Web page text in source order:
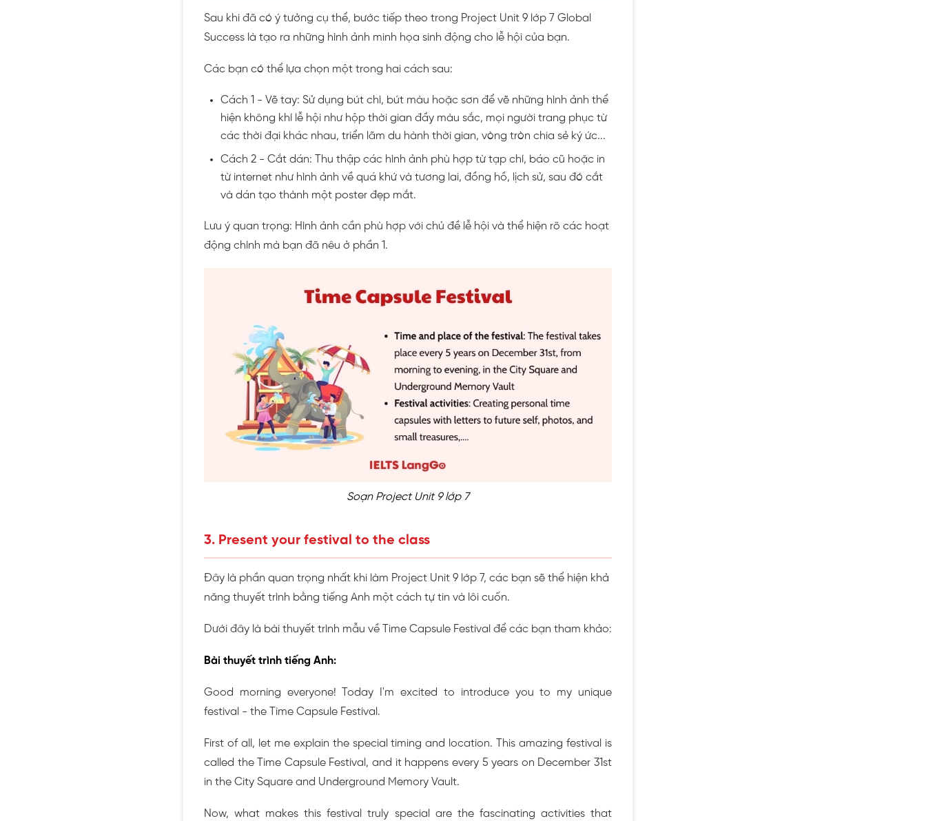
Sau khi đã có ý tưởng cụ thể, bước tiếp theo trong Project Unit 9 lớp 7 Global
Success là tạo ra những hình ảnh minh họa sinh động cho lễ hội của bạn.
Các bạn có thể lựa chọn một trong hai cách sau:
Cách 1 - Vẽ tay: Sử dụng bút chì, bút màu hoặc sơn để vẽ những hình ảnh thể
hiện không khí lễ hội như hộp thời gian đầy màu sắc, mọi người trang phục từ
các thời đại khác nhau, triển lãm du hành thời gian, vòng tròn chia sẻ ký ức...
Cách 2 - Cắt dán: Thu thập các hình ảnh phù hợp từ tạp chí, báo cũ hoặc in
từ internet như hình ảnh về quá khứ và tương lai, đồng hồ, lịch sử, sau đó cắt
và dán tạo thành một poster đẹp mắt.
Lưu ý quan trọng: Hình ảnh cần phù hợp với chủ đề lễ hội và thể hiện rõ các hoạt
động chính mà bạn đã nêu ở phần 1.
Soạn Project Unit 9 lớp 7
3. Present your festival to the class
Đây là phần quan trọng nhất khi làm Project Unit 9 lớp 7, các bạn sẽ thể hiện khả
năng thuyết trình bằng tiếng Anh một cách tự tin và lôi cuốn.
Dưới đây là bài thuyết trình mẫu về Time Capsule Festival để các bạn tham khảo:
Bài thuyết trình tiếng Anh:
Good morning everyone! Today I'm excited to introduce you to my unique
festival - the Time Capsule Festival.
First of all, let me explain the special timing and location. This amazing festival is
called the Time Capsule Festival, and it happens every 5 years on December 31st
in the City Square and Underground Memory Vault.
Now, what makes this festival truly special are the fascinating activities that